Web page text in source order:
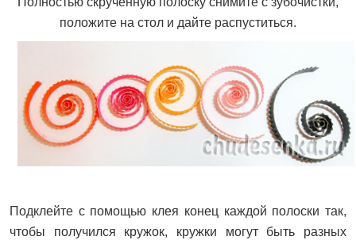
положите на стол и дайте распуститься.
Подклейте с помощью клея конец каждой полоски так,
чтобы получился кружок, кружки могут быть разных